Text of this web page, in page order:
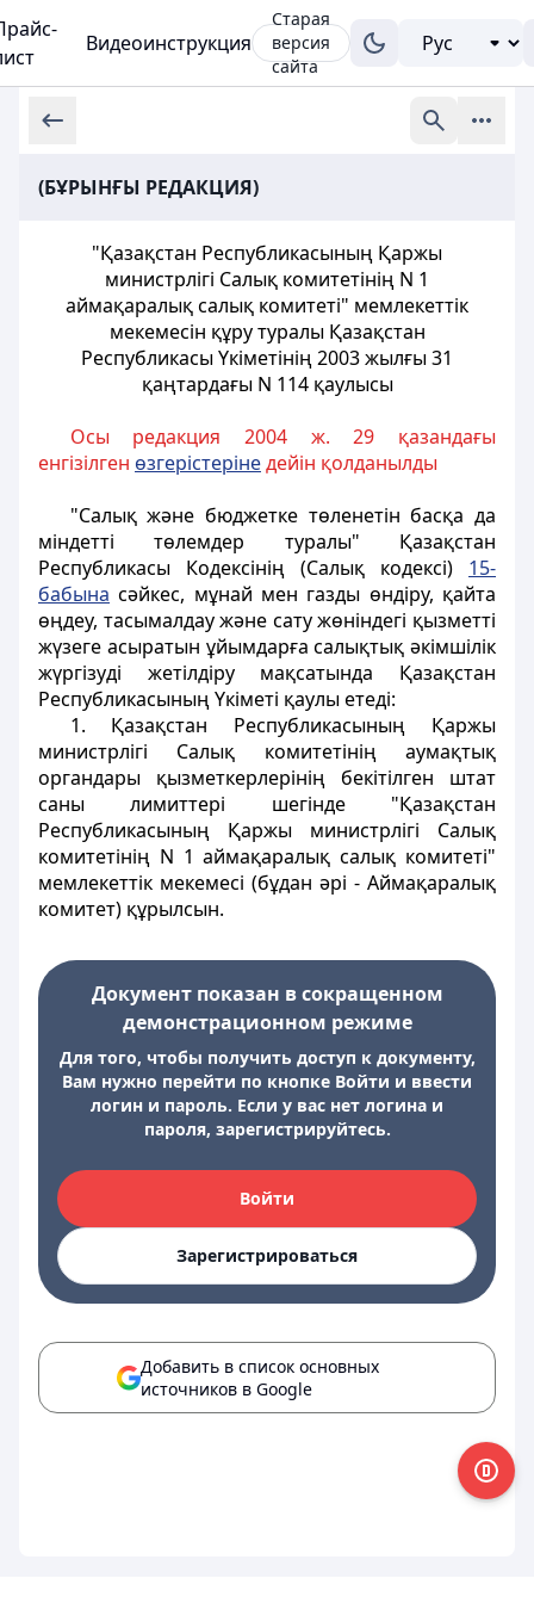
Видеоинструкция
Старая
версия
сайта
(БҰРЫНҒЫ РЕДАКЦИЯ)
"Қазақстан Республикасының Қаржы
министрлiгi Салық комитетiнiң N 1
аймақаралық салық комитетi" мемлекеттiк
мекемесiн құру туралы Қазақстан
Республикасы Үкіметінің 2003 жылғы 31
қаңтардағы N 114 қаулысы
Осы редакция 2004 ж. 29 қазандағы
енгізілген өзгерістерінедейін қолданылды
"Салық және бюджетке төленетiн басқа да
мiндеттi төлемдер туралы" Қазақстан
Республикасы Кодексiнiң (Салық кодексі) 15-
бабына сәйкес, мұнай мен газды өндiру, қайта
өңдеу, тасымалдау және сату жөнiндегi қызметтi
жүзеге асыратын ұйымдарға салықтық әкiмшiлiк
жүргiзудi жетiлдiру мақсатында Қазақстан
Республикасының Үкiметi қаулы етеді:
1. Қазақстан Республикасының Қаржы
министрлiгi Салық комитетiнiң аумақтық
органдары қызметкерлерiнiң бекiтiлген штат
саны лимиттерi шегiнде "Қазақстан
Республикасының Қаржы министрлiгi Салық
комитетiнiң N 1 аймақаралық салық комитетi"
мемлекеттiк мекемесі (бұдан әрi - Аймақаралық
комитет) құрылсын.
Документ показан в сокращенном
демонстрационном режиме
Для того, чтобы получить доступ к документу,
Вам нужно перейти по кнопке Войти и ввести
логин и пароль. Если у вас нет логина и
пароля, зарегистрируйтесь.
Войти
Зарегистрироваться
Добавить в список основных
источников в Google